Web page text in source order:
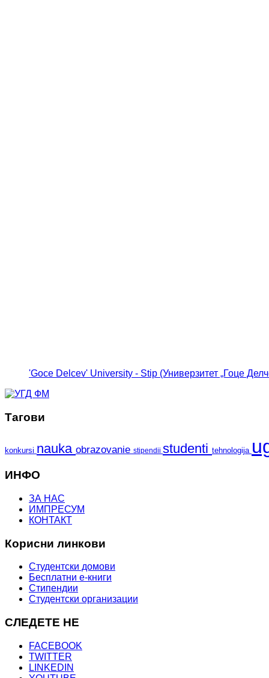
'Goce Delcev' University - Stip (Универзитет „Гоце
Тагови
konkursi nauka obrazovanie stipendii studenti tehnologija
ИНФО
ЗА НАС
ИМПРЕСУМ
КОНТАКТ
Корисни линкови
Студентски домови
Бесплатни е-книги
Стипендии
Студентски организации
СЛЕДЕТЕ НЕ
FACEBOOK
TWITTER
LINKEDIN